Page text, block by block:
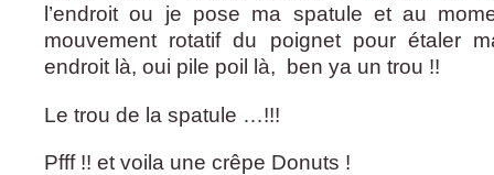
l’endroit ou je pose ma spatule et au
mouvement rotatif du poignet pour étaler
endroit là, oui pile poil là, ben ya un trou !!
Le trou de la spatule …!!!
Pfff !! et voila une crêpe Donuts !